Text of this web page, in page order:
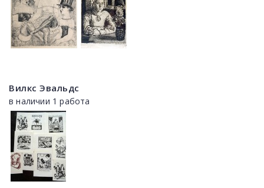
Вилкс Эвальдс
в наличии 1 работа